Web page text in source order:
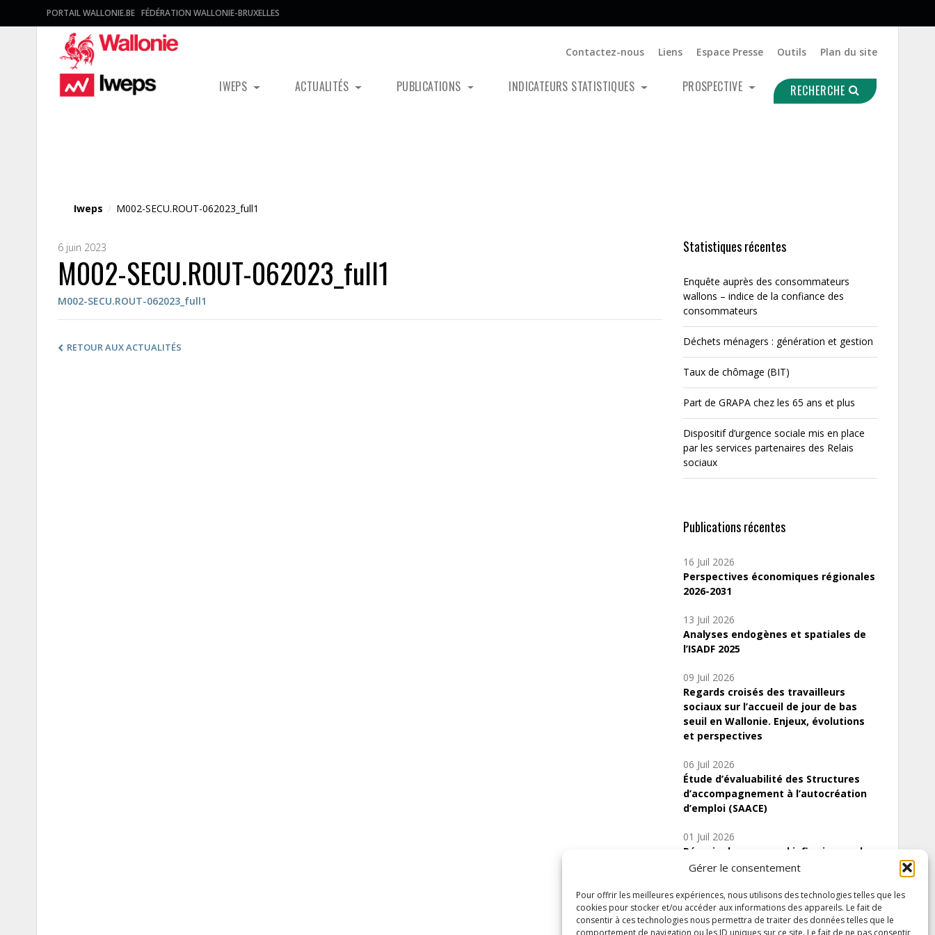
Gérer le consentement
Pour offrir les meilleures expériences, nous utilisons des technologies telles que les
cookies pour stocker et/ou accéder aux informations des appareils. Le fait de
consentir à ces technologies nous permettra de traiter des données telles que le
comportement de navigation ou les ID uniques sur ce site. Le fait de ne pas consentir
PORTAIL WALLONIE.BE FÉDÉRATION WALLONIE-BRUXELLES
Contactez-nous Liens Espace Presse Outils Plan du site
IWEPS ACTUALITÉS PUBLICATIONS INDICATEURS STATISTIQUES PROSPECTIVE RECHERCHE
Iweps / M002-SECU.ROUT-062023_full1
6 juin 2023
M002-SECU.ROUT-062023_full1
M002-SECU.ROUT-062023_full1
RETOUR AUX ACTUALITÉS
Statistiques récentes
Enquête auprès des consommateurs
wallons – indice de la confiance des
consommateurs
Déchets ménagers : génération et gestion
Taux de chômage (BIT)
Part de GRAPA chez les 65 ans et plus
Dispositif d’urgence sociale mis en place
par les services partenaires des Relais
sociaux
Publications récentes
16 Juil 2026
Perspectives économiques régionales
2026-2031
13 Juil 2026
Analyses endogènes et spatiales de
l’ISADF 2025
09 Juil 2026
Regards croisés des travailleurs
sociaux sur l’accueil de jour de bas
seuil en Wallonie. Enjeux, évolutions
et perspectives
06 Juil 2026
Étude d’évaluabilité des Structures
d’accompagnement à l’autocréation
d’emploi (SAACE)
01 Juil 2026
Pénurie du personnel infirmier :quels
indicateurs d’offre de soins pour